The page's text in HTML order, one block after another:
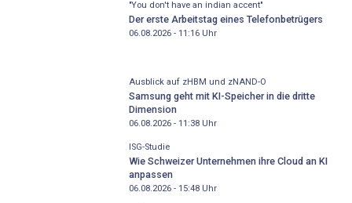
"You don't have an indian accent"
Der erste Arbeitstag eines Telefonbetrügers
06.08.2026 - 11:16Uhr
Ausblick auf zHBM und zNAND-O
Samsung geht mit KI-Speicher in die dritte
Dimension
06.08.2026 - 11:38Uhr
ISG-Studie
Wie Schweizer Unternehmen ihre Cloud an KI
anpassen
06.08.2026 - 15:48Uhr